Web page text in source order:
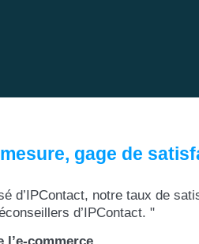
gage de
d’IPContact, notre taux de
d’IPContact. "